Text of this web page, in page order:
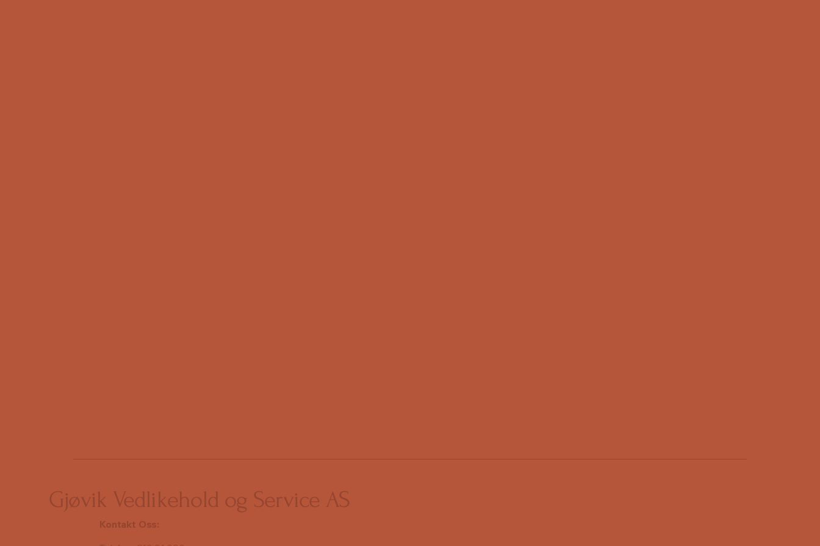
Gjøvik Vedlikehold og Service AS
Kontakt Oss: